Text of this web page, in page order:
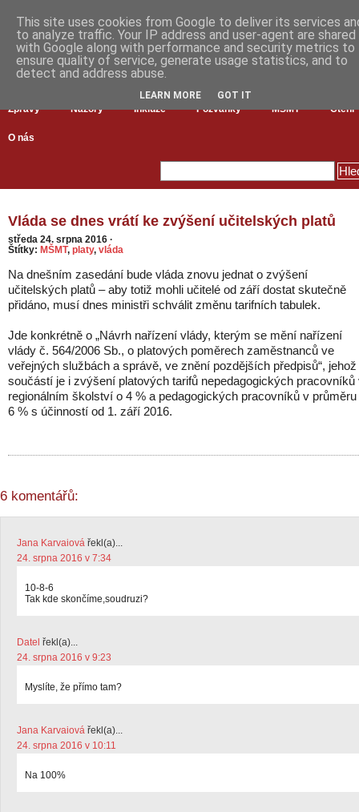
Zprávy Názory Inkluze Pozvánky MŠMT Čtení
O nás
Vláda se dnes vrátí ke zvýšení učitelských platů
středa 24. srpna 2016 ·
Štítky: MŠMT, platy, vláda
Na dnešním zasedání bude vláda znovu jednat o zvýšení
učitelských platů – aby totiž mohli učitelé od září dostat skutečně
přidáno, musí dnes ministři schválit změnu tarifních tabulek.
Jde konkrétně o „Návrh nařízení vlády, kterým se mění nařízení
vlády č. 564/2006 Sb., o platových poměrech zaměstnanců ve
veřejných službách a správě, ve znění pozdějších předpisů“, jehož
součástí je i zvýšení platových tarifů nepedagogických pracovníků
regionálním školství o 4 % a pedagogických pracovníků v průměru
6 % s účinností od 1. září 2016.
6 komentářů:
Jana Karvaiová řekl(a)...
24. srpna 2016 v 7:34
10-8-6
Tak kde skončíme,soudruzi?
Datel řekl(a)...
24. srpna 2016 v 9:23
Myslíte, že přímo tam?
Jana Karvaiová řekl(a)...
24. srpna 2016 v 10:11
Na 100%
This site uses cookies from Google to deliver its services
to analyze traffic. Your IP address and user-agent are shared
with Google along with performance and security metrics to
ensure quality of service, generate usage statistics, and to
detect and address abuse.
LEARN MORE GOT IT